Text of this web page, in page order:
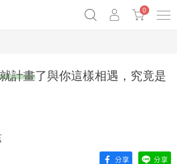
！
0
計畫了與你這樣相遇，究竟是